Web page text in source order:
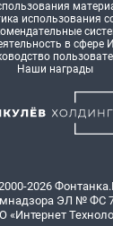
использования
в сфере
Наши награды
2026
ЭЛ № ФС
«Интернет